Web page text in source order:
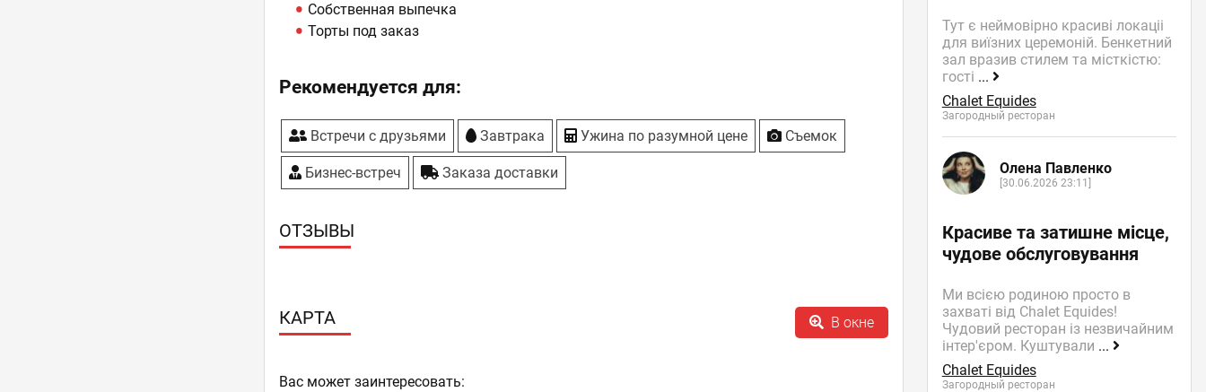
Собственная выпечка
Торты под заказ
Рекомендуется для:
Встречи с друзьями Завтрака Ужина по разумной цене Съемок
Бизнес-встреч Заказа доставки
ОТЗЫВЫ
КАРТА В окне
Ваc может заинтересовать:
Тут є неймовірно красиві локаціі
для виїзних церемоній. Бенкетний
зал вразив стилем та місткістю:
гості ...
Chalet Equides
Загородный ресторан
Олена Павленко
[30.06.2026 23:11]
Красиве та затишне місце,
чудове обслуговування
Ми всією родиною просто в
захваті від Chalet Equides!
Чудовий ресторан із незвичайним
інтер'єром. Куштували ...
Chalet Equides
Загородный ресторан